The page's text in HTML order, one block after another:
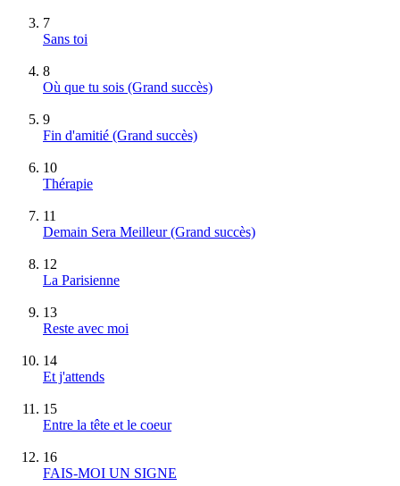
7
Sans toi
8
Où que tu sois (Grand succès)
9
Fin d'amitié (Grand succès)
10
Thérapie
11
Demain Sera Meilleur(Grand succès)
12
La Parisienne
13
Reste avec moi
14
Et j'attends
15
Entre la tête et le coeur
16
FAIS-MOI UN SIGNE